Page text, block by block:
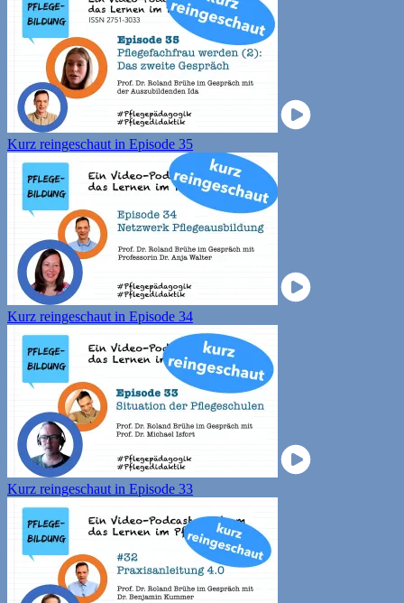
Kurz reingeschaut in Episode 35
Kurz reingeschaut in Episode 34
Kurz reingeschaut in Episode 33